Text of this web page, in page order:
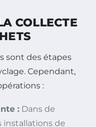
COLLECTE
sont des étapes
Cependant,
:
: Dans de
installations de